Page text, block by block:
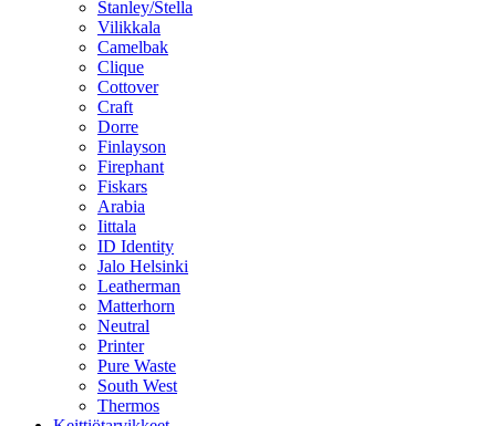
Stanley/Stella
Vilikkala
Camelbak
Clique
Cottover
Craft
Dorre
Finlayson
Firephant
Fiskars
Arabia
Iittala
ID Identity
Jalo Helsinki
Leatherman
Matterhorn
Neutral
Printer
Pure Waste
South West
Thermos